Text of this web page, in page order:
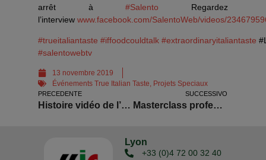
arrêt à#Salento Regardez
l’interview www.facebook.com/SalentoWeb/videos/
#trueitaliantaste #iffoodcouldtalk #extraordinaryitaliantaste
#salentowebtv
13 novembre 2019
Événements True Italian Taste, Projets Speciaux
PRECEDENTE
Histoire vidéo de l’Educational Tour food & wine au Salento
SUCCESSIVO
Masterclass professionnelle risotto
Lyon
+33 (0)4 72 00 32 40